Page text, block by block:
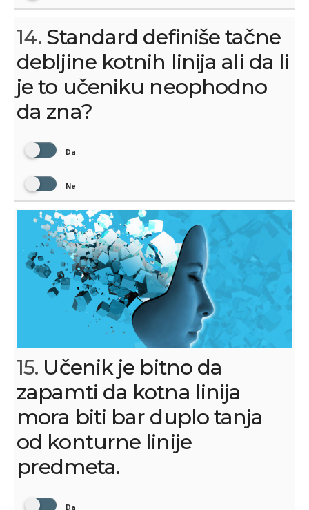
14. Standard definiše tačne
debljine kotnih linija ali da li
je to učeniku neophodno
da zna?
Da
Ne
15. Učenik je bitno da
zapamti da kotna linija
mora biti bar duplo tanja
od konturne linije
predmeta.
Da